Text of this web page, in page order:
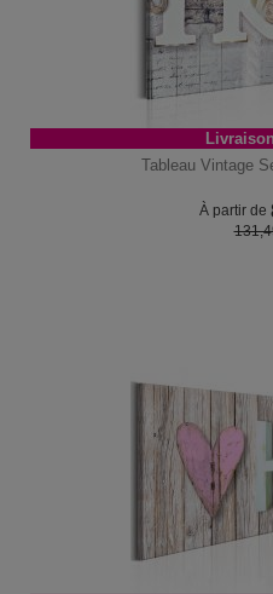
Tableau Vintage
À partir de